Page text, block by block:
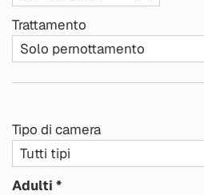
Trattamento
Tipo di camera
Adulti